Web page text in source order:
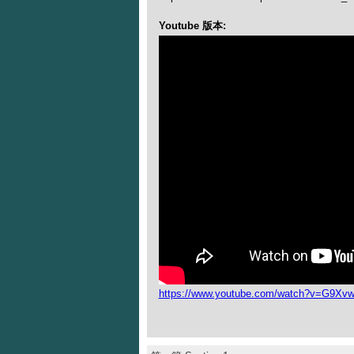
Youtube 版本:
https://www.youtube.com/